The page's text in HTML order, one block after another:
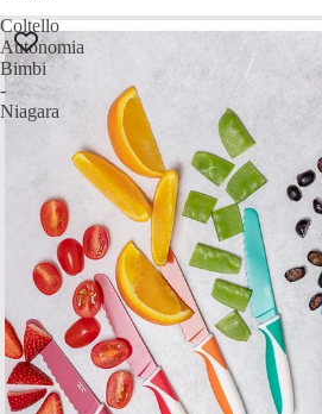
Coltello
Autonomia
Bimbi
-
Niagara